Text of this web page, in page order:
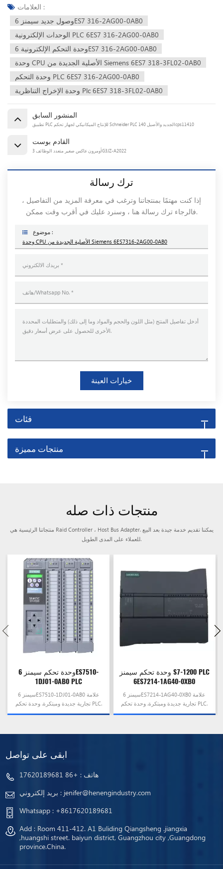
العلامات :
وصول جديد سيمنز 6ES7 316-2AG00-0AB0
الوحدات الإلكترونية PLC 6ES7 316-2AG00-0AB0
وحدة التحكم الإلكترونية 6ES7 316-2AG00-0AB0
وحدة CPU الأصلية الجديدة من Siemens 6ES7 318-3FL02-0AB0
وحدة التحكم PLC 6ES7 316-2AG00-0AB0
وحدة الإخراج التناظرية Plc 6ES7 318-3FL02-0AB0
المنشور السابق
تطبيق PLC للإنتاج الميكانيكي لجهاز تحكم Schneider PLC الجديد والأصيل 140cps11410
القادم بوست
أومرون عاكس صغير متعدد الوظائف 3G3JZ-A2022
ترك رسالة
إذا كنت مهتمًا بمنتجاتنا وترغب في معرفة المزيد من التفاصيل ،
فالرجاء ترك رسالة هنا ، وسنرد عليك في أقرب وقت ممكن.
موضوع :
وحدة CPU الأصلية الجديدة من Siemens 6ES7316-2AG00-0AB0
خيارات العينة
فئات
منتجات مميزة
منتجات ذات صله
منتجاتنا الرئيسية هي Raid Controller ، Host Bus Adapter. يمكننا تقديم خدمة جيدة بعد البيع
وحدة تحكم سيمنز 6ES7510-
1DJ01-0AB0 PLC
سيمنز 6ES7510-1DJ01-0AB0 علامة
تجارية جديدة ومبتكرة. وحدة تحكم PLC.
إنه معروض للبيع الآن بسعر خاص
وحدة تحكم سيمنز S7-1200 PLC
6ES7214-1AG40-0XB0
سيمنز 6ES7214-1AG40-0XB0 علامة
تجارية جديدة ومبتكرة. وحدة تحكم PLC.
إنه معروض للبيع الآن بسعر خاص
ابقى على تواصل
هاتف : +86 17620189681
بريد إلكتروني : jenifer@henengindustry.com
Whatsapp : +8617620189681
Add : Room 411-412. A1 Buliding Qiangsheng .jiangxia
,huangshi street. baiyun district, Guangzhou city ,Guangdong
province.China.